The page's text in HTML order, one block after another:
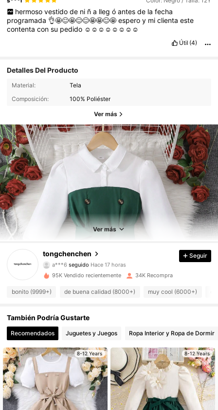
hermoso vestido de ni ñ a lleg ó antes de la fecha
programada 👌🤩😊🤩😊😊🤩🤩😊🤩esperoy miclientaeste
contentaconsu pedido ☺️☺️☺️☺️☺️☺️☺️☺️
Útil (4)
Detalles Del Producto
Material:
Tela
Composición:
100% Poliéster
Ver más
Ver más
tongchenchen
10K Seguidores
4.92 10K Seguidores
a***6seguidoHace 17 horas
4.92
10K Seguidores
10K Seguidores
4.92 10K Seguidores
4.92 10K Seguidores
4.92 10K Seguidores
4.92 10K Seguidores
Seguir
95K Vendido recientemente 34K Recompra
bonito (9999+) de buena calidad (8000+) muy cool (6000+)
También Podría Gustarte
Recomendados Juguetes y Juegos Ropa Interior y Ropa de Dormir
8-12 Years 8-12 Years